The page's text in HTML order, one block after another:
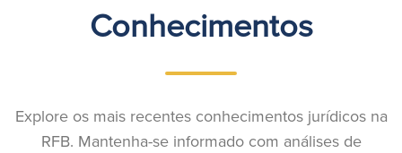
Conhecimentos
Explore os mais recentes conhecimentos jurídicos na
RFB. Mantenha-se informado com análises de